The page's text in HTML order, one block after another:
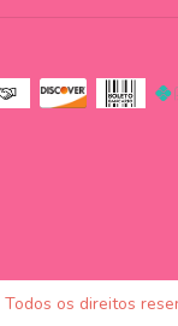
os direitos